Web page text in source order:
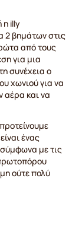
η illy
2 βημάτων στις
από τους
για μια
συνέχεια ο
χωνιού για να
αέρα και να
ένας
με τις
ούτε πολύ